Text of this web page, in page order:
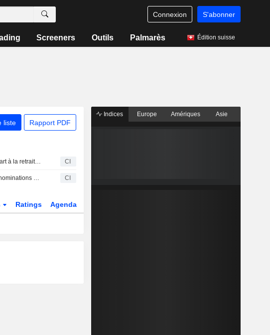
Connexion S'abonner
Screeners Outils Palmarès Édition suisse
liste Rapport PDF
Zjld Group Inc annonce le départ à la retraite de Yan Tao, administrateur exécutif et vice-président, effectif au 24 juillet 2026 CI
ZJLD Group Inc annonce des nominations au sein de son conseil d'administration CI
Ratings Agenda
Indices Europe Amériques Asie